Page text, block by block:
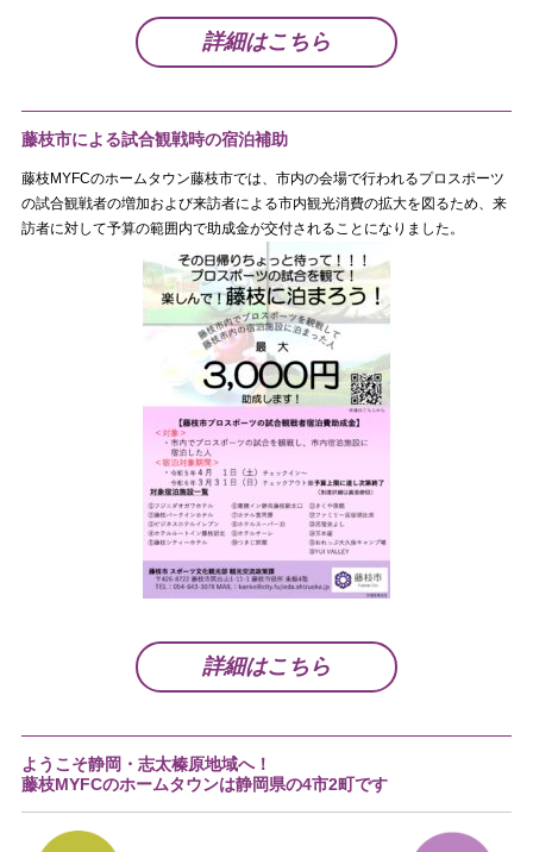
詳細はこちら
藤枝市による試合観戦時の宿泊補助
藤枝MYFCのホームタウン藤枝市では、市内の会場で行われるプロスポーツ
の試合観戦者の増加および来訪者による市内観光消費の拡大を図るため、来
訪者に対して予算の範囲内で助成金が交付されることになりました。
詳細はこちら
ようこそ静岡・志太榛原地域へ！
藤枝MYFCのホームタウンは静岡県の4市2町です